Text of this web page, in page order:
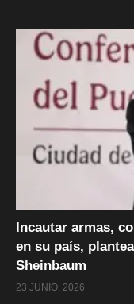
Incautar armas,
en su país,
Sheinbaum
23 JUNIO, 2026